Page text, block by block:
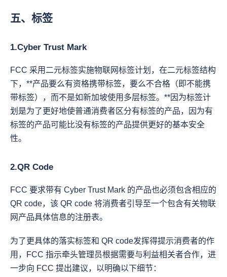
五、标签
1.Cyber Trust Mark
FCC 采用二元标签实施物联网标签计划，在二元标签结构
下，**产品要么有资格携带标签，要么不合格（即不能携
带标签），而不是如新加坡使用多层标签。**因为标签计
划是为了更好地使普通消费者区分有标签的产品，因为有
标签的产品可能比没有标签的产品提供更好的基本安全
性。
2.QR Code
FCC 要求带有 Cyber Trust Mark 的产品也必须包含相应的
QR code，该 QR code 将消费者引导至一个包含有关物联
网产品具体信息的注册表。
为了更具体的落实标签和 QR code发挥得提示消费者的作
用，FCC 指示牵头管理员根据需要与利益相关者合作，进
一步向 FCC 提出建议，以明确以下细节：